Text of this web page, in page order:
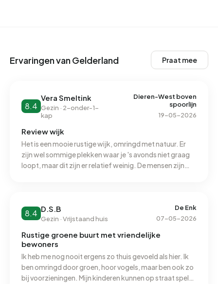
Ervaringen van Gelderland Praat mee
8.4
Vera Smeltink
Gezin · 2-onder-1-
kap
Dieren-West boven
spoorlijn
19-05-2026
Review wijk
Het is een mooie rustige wijk, omringd met natuur. Er
zijn wel sommige plekken waar je 's avonds niet graag
loopt, maar dit zijn er relatief weinig. De mensen zijn
8.4 D.S.B
Gezin · Vrijstaand huis
De Enk
07-05-2026
Rustige groene buurt met vriendelijke
bewoners
Ik heb me nog nooit ergens zo thuis gevoeld als hier. Ik
ben omringd door groen, hoor vogels, maar ben ook zo
bij voorzieningen. Mijn kinderen kunnen op straat spelen